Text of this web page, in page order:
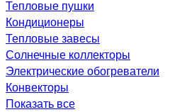
Тепловые пушки
Кондиционеры
Тепловые завесы
Солнечные коллекторы
Электрические обогреватели
Конвекторы
Показать все